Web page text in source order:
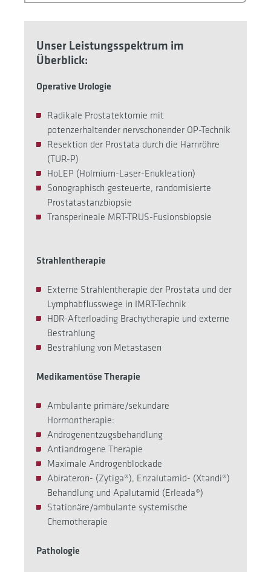
Unser Leistungsspektrum im
Überblick:
Operative Urologie
Radikale Prostatektomie mit
potenzerhaltender nervschonender OP-Technik
Resektion der Prostata durch die Harnröhre
(TUR-P)
HoLEP (Holmium-Laser-Enukleation)
Sonographisch gesteuerte, randomisierte
Prostatastanzbiopsie
Transperineale MRT-TRUS-Fusionsbiopsie
Strahlentherapie
Externe Strahlentherapie der Prostata und der
Lymphabflusswege in IMRT-Technik
HDR-Afterloading Brachytherapie und externe
Bestrahlung
Bestrahlung von Metastasen
Medikamentöse Therapie
Ambulante primäre/sekundäre
Hormontherapie:
Androgenentzugsbehandlung
Antiandrogene Therapie
Maximale Androgenblockade
Abirateron- (Zytiga®), Enzalutamid- (Xtandi®)
Behandlung und Apalutamid (Erleada®)
Stationäre/ambulante systemische
Chemotherapie
Pathologie